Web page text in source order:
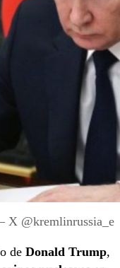
X @kremlinrussia_e
de Donald Trump,